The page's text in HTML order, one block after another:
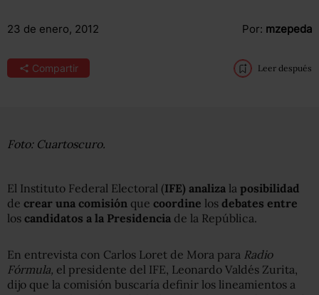
23 de enero, 2012 Por: mzepeda
Compartir Leer después
Foto: Cuartoscuro.
El Instituto Federal Electoral (IFE) analiza la posibilidad
de crear una comisión que coordine los debates entre
los candidatos a la Presidencia de la República.
En entrevista con Carlos Loret de Mora para Radio
Fórmula, el presidente del IFE, Leonardo Valdés Zurita,
dijo que la comisión buscaría definir los lineamientos a